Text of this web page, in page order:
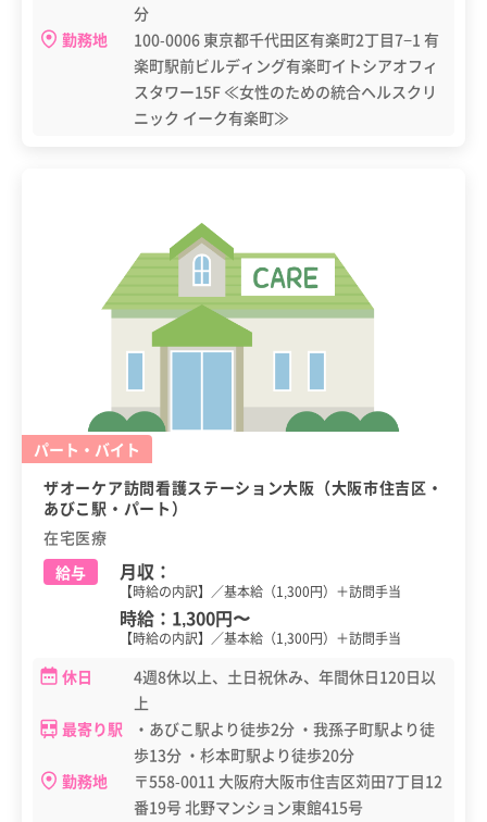
分
勤務地
100-0006 東京都千代田区有楽町2丁目7−1 有
楽町駅前ビルディング有楽町イトシアオフィ
スタワー15F ≪女性のための統合ヘルスクリ
ニック イーク有楽町≫
パート・バイト
ザオーケア訪問看護ステーション大阪（大阪市住吉区・
あびこ駅・パート）
在宅医療
給与
月収：
【時給の内訳】／基本給（1,300円）＋訪問手当
時給： 1,300円〜
【時給の内訳】／基本給（1,300円）＋訪問手当
休日
4週8休以上、土日祝休み、年間休日120日以
上
最寄り駅
・あびこ駅より徒歩2分 ・我孫子町駅より徒
歩13分 ・杉本町駅より徒歩20分
勤務地
〒558-0011 大阪府大阪市住吉区苅田7丁目12
番19号 北野マンション東館415号